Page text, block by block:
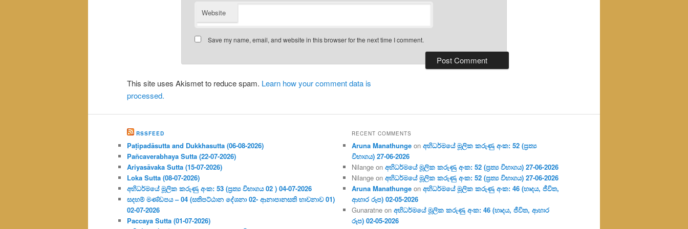
Website
Save my name, email, and website in this browser for the next time I comment.
This site uses Akismet to reduce spam. Learn how your comment data is
processed.
RSSFEED
Paṭipadāsutta and Dukkhasutta (06-08-2026)
Pañcaverabhaya Sutta (22-07-2026)
Ariyasāvaka Sutta (15-07-2026)
Loka Sutta (08-07-2026)
අභිධර්මයේ මූලික කරුණු අංක: 53 (ප්‍ර‍ත්‍ය විභාගය 02 ) 04-07-2026
සදහම් මණ්ඩපය – 04 (සතිපට්ඨාන දේශනා 02- ආනාපානසති භාවනාව 01)
02-07-2026
Paccaya Sutta (01-07-2026)
RECENT COMMENTS
Aruna Manathunge onඅභිධර්මයේ මූලික කරුණු අංක: 52 (ප්‍ර‍ත්‍ය
විභාගය) 27-06-2026
Nilange onඅභිධර්මයේ මූලික කරුණු අංක: 52 (ප්‍ර‍ත්‍ය විභාගය) 27-06-2026
Nilange onඅභිධර්මයේ මූලික කරුණු අංක: 52 (ප්‍ර‍ත්‍ය විභාගය) 27-06-2026
Aruna Manathunge onඅභිධර්මයේ මූලික කරුණු අංක: 46 (හෘදය, ජීවිත,
ආහාර රූප) 02-05-2026
Gunaratne onඅභිධර්මයේ මූලික කරුණු අංක: 46 (හෘදය, ජීවිත, ආහාර
රූප) 02-05-2026